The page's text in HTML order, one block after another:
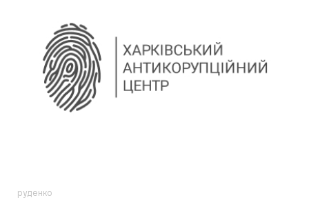
руденко